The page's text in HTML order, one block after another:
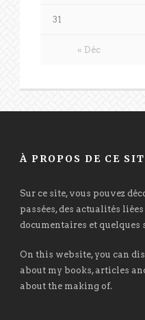
« Déc
31
À PROPOS DE CE
Sur ce site, vous pouvez
passées, des actualités
documentaires et
On this website, you can
about my books, articles
about the making of.